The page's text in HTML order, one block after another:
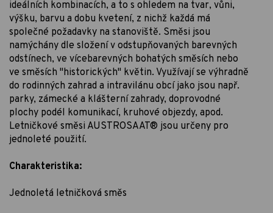
ideálních kombinacích, a to s ohledem na tvar, vůni,
výšku, barvu a dobu kvetení, z nichž každá má
společné požadavky na stanoviště. Směsi jsou
namýchány dle složení v odstupňovaných barevných
odstínech, ve vícebarevných bohatých směsích nebo
ve směsích "historických" květin. Využívají se výhradně
do rodinných zahrad a intravilánu obcí jako jsou např.
parky, zámecké a klášterní zahrady, doprovodné
plochy podél komunikací, kruhové objezdy, apod.
Letničkové směsi AUSTROSAAT® jsou určeny pro
jednoleté použití.
Charakteristika:
Jednoletá letničková směs